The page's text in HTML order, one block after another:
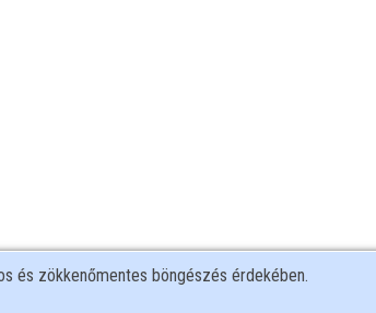
és zökkenőmentes böngészés érdekében.